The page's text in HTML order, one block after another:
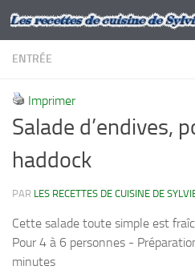
Skip to content
ENTRÉE
Imprimer
Salade d’endives,
haddock
PAR LES RECETTES DE CUISINE DE
Cette salade toute simple est
Pour 4 à 6 personnes -
minutes